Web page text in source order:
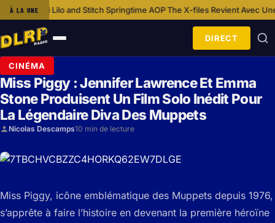
À LA UNE
and Stitch Springtime AOP ·The X-files Revient Avec Une Nouvelle
Ouvrir
le
menu
DIRECT
CINÉMA
Miss Piggy : Jennifer Lawrence Et Emma
Stone Produisent Un Film Solo Inédit Pour
La Légendaire Diva Des Muppets
Nicolas Descamps10 min de lecture
Miss Piggy, icône emblématique des Muppets depuis 1976,
s’apprête à faire l’histoire en devenant la première héroïne